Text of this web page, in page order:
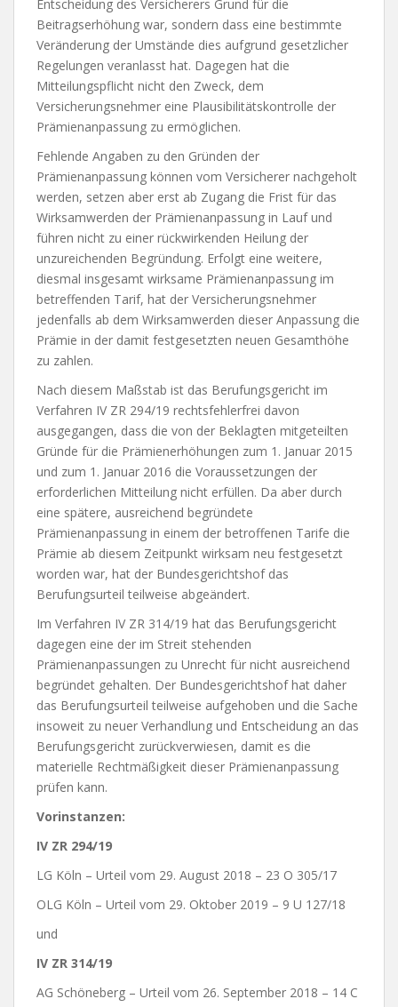
Entscheidung des Versicherers Grund für die
Beitragserhöhung war, sondern dass eine bestimmte
Veränderung der Umstände dies aufgrund gesetzlicher
Regelungen veranlasst hat. Dagegen hat die
Mitteilungspflicht nicht den Zweck, dem
Versicherungsnehmer eine Plausibilitätskontrolle der
Prämienanpassung zu ermöglichen.
Fehlende Angaben zu den Gründen der
Prämienanpassung können vom Versicherer nachgeholt
werden, setzen aber erst ab Zugang die Frist für das
Wirksamwerden der Prämienanpassung in Lauf und
führen nicht zu einer rückwirkenden Heilung der
unzureichenden Begründung. Erfolgt eine weitere,
diesmal insgesamt wirksame Prämienanpassung im
betreffenden Tarif, hat der Versicherungsnehmer
jedenfalls ab dem Wirksamwerden dieser Anpassung die
Prämie in der damit festgesetzten neuen Gesamthöhe
zu zahlen.
Nach diesem Maßstab ist das Berufungsgericht im
Verfahren IV ZR 294/19 rechtsfehlerfrei davon
ausgegangen, dass die von der Beklagten mitgeteilten
Gründe für die Prämienerhöhungen zum 1. Januar 2015
und zum 1. Januar 2016 die Voraussetzungen der
erforderlichen Mitteilung nicht erfüllen. Da aber durch
eine spätere, ausreichend begründete
Prämienanpassung in einem der betroffenen Tarife die
Prämie ab diesem Zeitpunkt wirksam neu festgesetzt
worden war, hat der Bundesgerichtshof das
Berufungsurteil teilweise abgeändert.
Im Verfahren IV ZR 314/19 hat das Berufungsgericht
dagegen eine der im Streit stehenden
Prämienanpassungen zu Unrecht für nicht ausreichend
begründet gehalten. Der Bundesgerichtshof hat daher
das Berufungsurteil teilweise aufgehoben und die Sache
insoweit zu neuer Verhandlung und Entscheidung an das
Berufungsgericht zurückverwiesen, damit es die
materielle Rechtmäßigkeit dieser Prämienanpassung
prüfen kann.
Vorinstanzen:
IV ZR 294/19
LG Köln – Urteil vom 29. August 2018 – 23 O 305/17
OLG Köln – Urteil vom 29. Oktober 2019 – 9 U 127/18
und
IV ZR 314/19
AG Schöneberg – Urteil vom 26. September 2018 – 14 C